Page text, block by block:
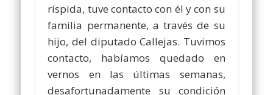
ríspida, tuve contacto con él y con su
familia permanente, a través de su
hijo, del diputado Callejas. Tuvimos
contacto, habíamos quedado en
vernos en las últimas semanas,
desafortunadamente su condición